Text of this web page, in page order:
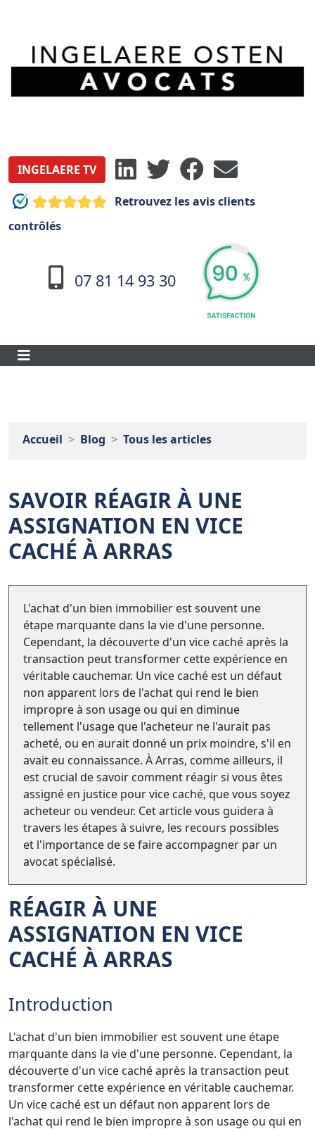
INGELAERE TV
Retrouvez les avis clients
contrôlés
07 81 14 93 30
Accueil Blog Tous les articles
SAVOIR RÉAGIR À UNE
ASSIGNATION EN VICE
CACHÉ À ARRAS
L'achat d'un bien immobilier est souvent une
étape marquante dans la vie d'une personne.
Cependant, la découverte d'un vice caché après la
transaction peut transformer cette expérience en
véritable cauchemar. Un vice caché est un défaut
non apparent lors de l'achat qui rend le bien
impropre à son usage ou qui en diminue
tellement l'usage que l'acheteur ne l'aurait pas
acheté, ou en aurait donné un prix moindre, s'il en
avait eu connaissance. À Arras, comme ailleurs, il
est crucial de savoir comment réagir si vous êtes
assigné en justice pour vice caché, que vous soyez
acheteur ou vendeur. Cet article vous guidera à
travers les étapes à suivre, les recours possibles
et l'importance de se faire accompagner par un
avocat spécialisé.
RÉAGIR À UNE
ASSIGNATION EN VICE
CACHÉ À ARRAS
Introduction
L'achat d'un bien immobilier est souvent une étape
marquante dans la vie d'une personne. Cependant, la
découverte d'un vice caché après la transaction peut
transformer cette expérience en véritable cauchemar.
Un vice caché est un défaut non apparent lors de
l'achat qui rend le bien impropre à son usage ou qui en